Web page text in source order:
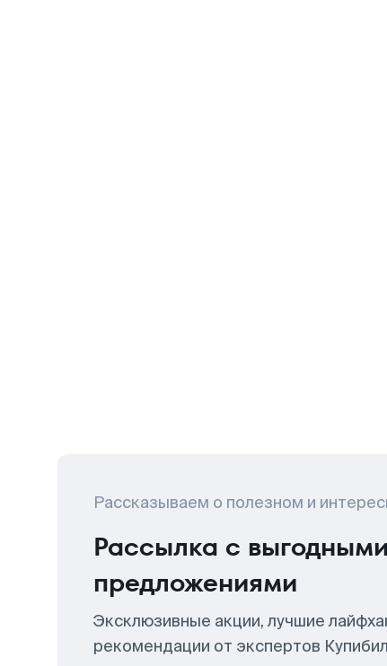
Рассказываем о полезном и
Рассылка с выгодными
предложениями
Эксклюзивные акции, лучшие
рекомендации от экспертов